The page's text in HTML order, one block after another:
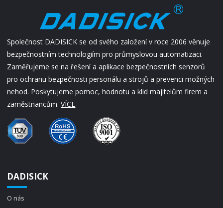
Společnost DADISICK se od svého založení v roce 2006 věnuje
bezpečnostním technologiím pro průmyslovou automatizaci.
Zaměřujeme se na řešení a aplikace bezpečnostních senzorů
pro ochranu bezpečnosti personálu a strojů a prevenci možných
nehod. Poskytujeme pomoc, hodnotu a klid majitelům firem a
zaměstnancům.VÍCE
DADISICK
O nás